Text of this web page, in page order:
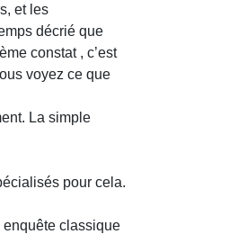
et les
décrié que
constat , c’est
voyez ce que
La simple
pour cela.
enquête classique